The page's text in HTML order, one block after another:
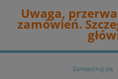
Uwaga,
zamówień.
Zarejestruj się